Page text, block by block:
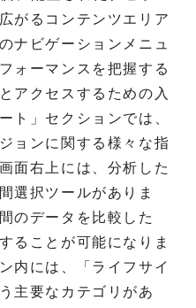
がるコンテンツエリア
ナビゲーションメニュ
ォーマンスを把握する
アクセスするための入
ト」セクションでは、
ョンに関する様々な指
面右上には、分析した
選択ツールがありま
のデータを比較した
ることが可能になりま
内には、「ライフサイ
主要なカテゴリがあ